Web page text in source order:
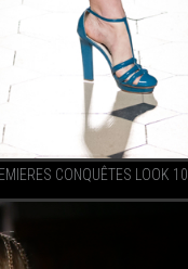
CONQUÊTES LOOK 10